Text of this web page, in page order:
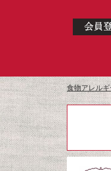
食物アレル